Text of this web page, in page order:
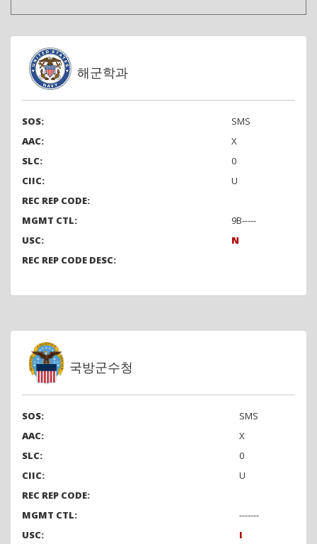
해군학과
SOS:
SMS
AAC:
X
SLC:
0
CIIC:
U
REC REP CODE:
MGMT CTL:
9B-----
USC:
N
REC REP CODE DESC:
국방군수청
SOS:
SMS
AAC:
X
SLC:
0
CIIC:
U
REC REP CODE:
MGMT CTL:
-------
USC:
I